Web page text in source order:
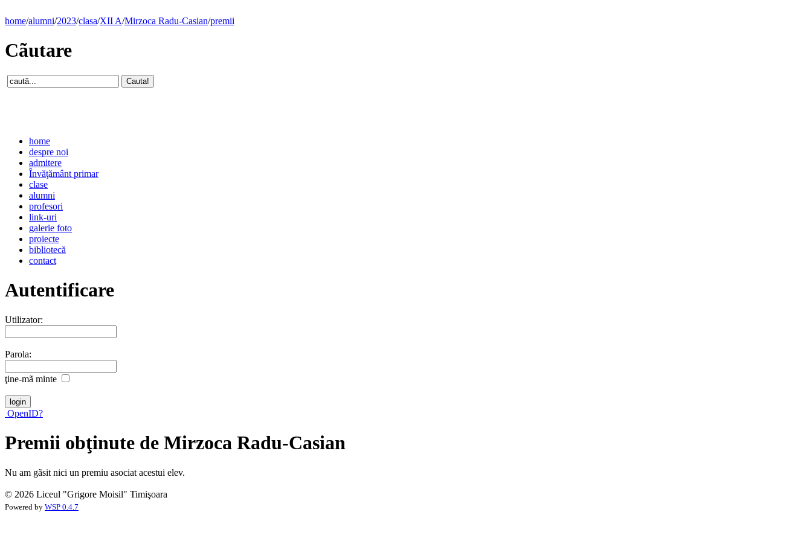
home/alumni/2023/clasa/XII A/Mirzoca Radu-Casian/premii
Cãutare
home
despre noi
admitere
Învăţământ primar
clase
alumni
profesori
link-uri
galerie foto
proiecte
bibliotecă
contact
Autentificare
Utilizator:
Parola:
ţine-mã minte
OpenID?
Premii obţinute de Mirzoca Radu-Casian
Nu am gãsit nici un premiu asociat acestui elev.
© 2026 Liceul "Grigore Moisil" Timişoara
Powered by WSP 0.4.7